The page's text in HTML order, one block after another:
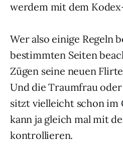
werdem mit dem
Wer also einige Regeln
bestimmten Seiten
Zügen seine neuen
Und die Traumfrau
sitzt vielleicht schon im
kann ja gleich mal mit
kontrollieren.